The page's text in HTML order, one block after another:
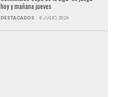
hoy y mañana jueves
DESTACADOS 8 JULIO, 2026